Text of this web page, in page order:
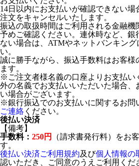
14日以内にお支払いが確認できない
注文をキャンセルいたします。
振込の取扱時間はご利用される金融機
予めご確認ください。連休時など、銀
ない場合は、ATMやネットバンキング
い。
誠に勝手ながら、振込手数料はお客様
ます。
※ご注文者様名義の口座よりお支払い
外の名義でお支払いいただいた場合、
い場合がございます。
※銀行振込でのお支払いに関するお問
ご連絡 ください。
後払い決済
【備考】
手数料： 250円
（請求書発行料）をお
す。
後払い決済ご利用規約及び個人情報の
認いただき、ご同意のうえご利用くだ